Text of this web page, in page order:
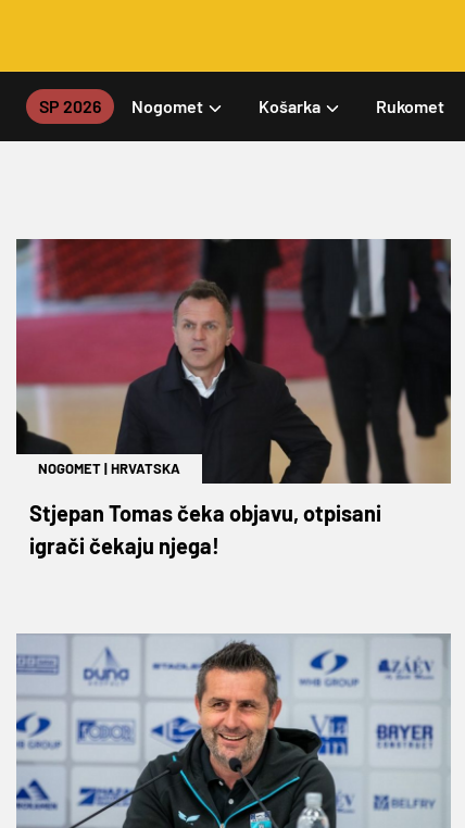
SP 2026 Nogomet Košarka Rukomet
NOGOMET|HRVATSKA
Stjepan Tomas čeka objavu, otpisani
igrači čekaju njega!